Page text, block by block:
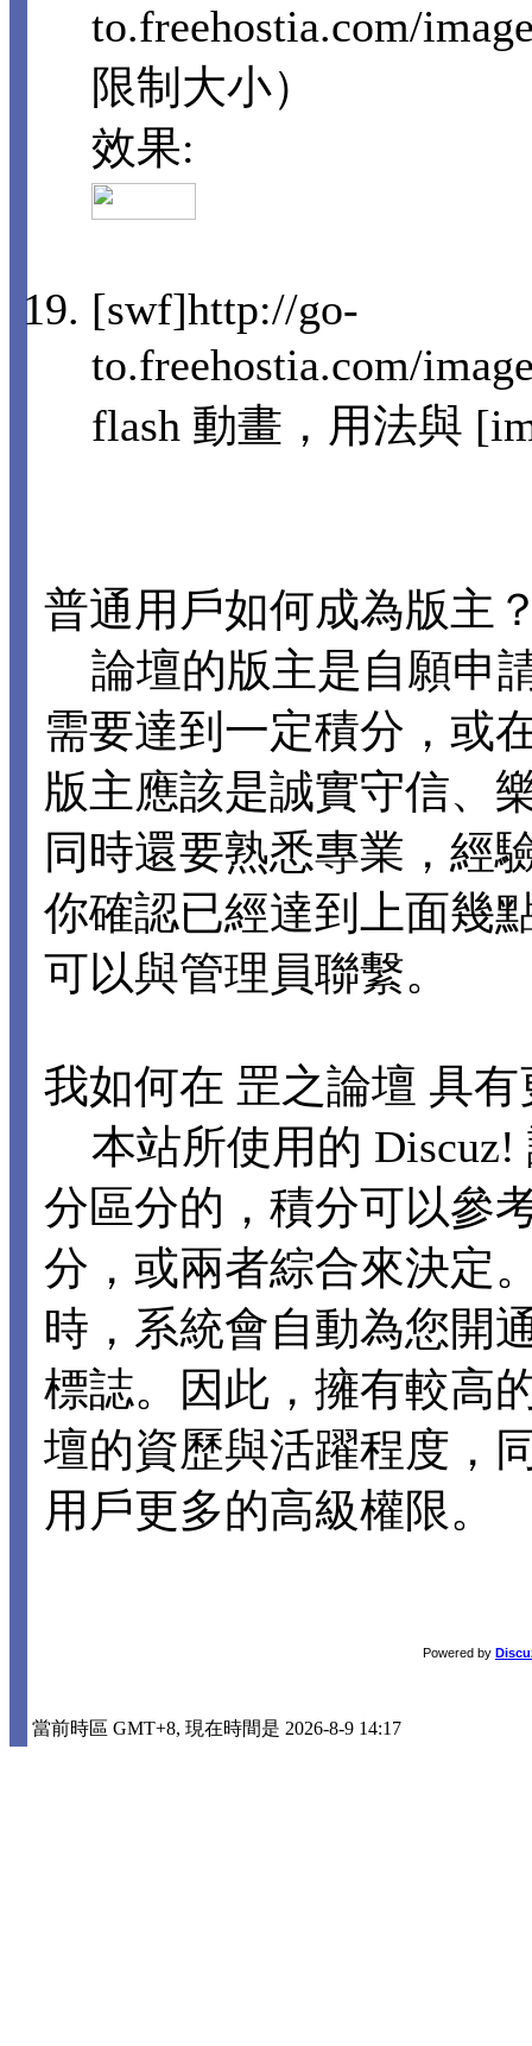
to.freehostia.com/
限制大小）
效果:
[swf]http://go-
to.freehostia.com/
flash 動畫，用法與
普通用戶如何成為版主
論壇的版主是自願申
需要達到一定積分，或
版主應該是誠實守信、
同時還要熟悉專業，經
你確認已經達到上面幾
可以與管理員聯繫。
我如何在 罡之論壇 具
本站所使用的 Discuz!
分區分的，積分可以參
分，或兩者綜合來決定
時，系統會自動為您開
標誌。因此，擁有較高
壇的資歷與活躍程度，
用戶更多的高級權限。
Powered by
當前時區 GMT+8, 現在時間是 2026-8-9 14:17